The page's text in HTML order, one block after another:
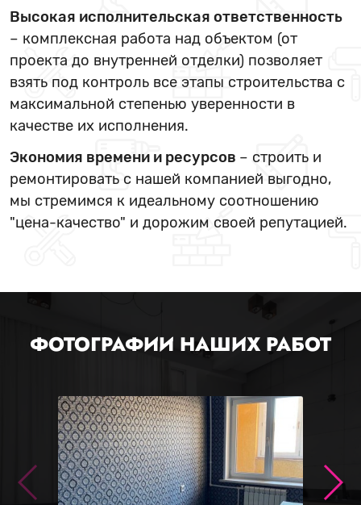
Высокая исполнительская ответственность
– комплексная работа над объектом (от
проекта до внутренней отделки) позволяет
взять под контроль все этапы строительства с
максимальной степенью уверенности в
качестве их исполнения.
Экономия времени и ресурсов – строить и
ремонтировать с нашей компанией выгодно,
мы стремимся к идеальному соотношению
"цена-качество" и дорожим своей репутацией.
ФОТОГРАФИИ НАШИХ РАБОТ